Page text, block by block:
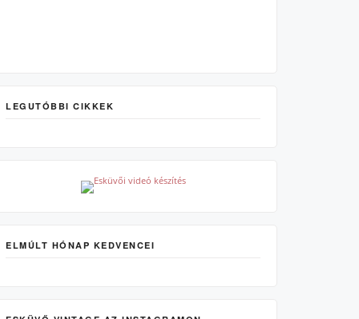
LEGUTÓBBI CIKKEK
ELMÚLT HÓNAP KEDVENCEI